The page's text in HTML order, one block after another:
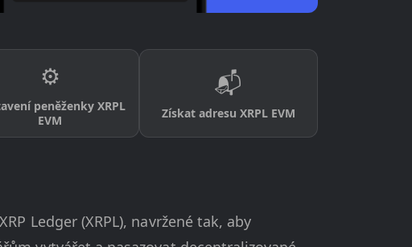
⚙️
peněženky XRPL
EVM
📬
Získat adresu XRPL EVM
Ledger (XRPL), navržené tak, aby